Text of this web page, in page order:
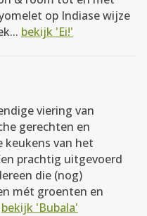
op Indiase wijze
bekijk 'Ei!'
viering van
gerechten en
keukens van het
prachtig uitgevoerd
die (nog)
mét groenten en
bekijk 'Bubala'